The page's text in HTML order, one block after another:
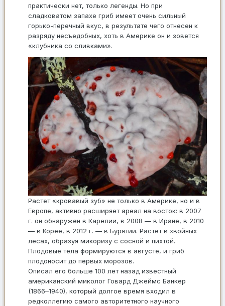
практически нет, только легенды. Но при
сладковатом запахе гриб имеет очень сильный
горько-перечный вкус, в результате чего отнесен к
разряду несъедобных, хоть в Америке он и зовется
«клубника со сливками».
Растет «кровавый зуб» не только в Америке, но и в
Европе, активно расширяет ареал на восток: в 2007
г. он обнаружен в Карелии, в 2008 — в Иране, в 2010
— в Корее, в 2012 г. — в Бурятии. Растет в хвойных
лесах, образуя микоризу с сосной и пихтой.
Плодовые тела формируются в августе, и гриб
плодоносит до первых морозов.
Описал его больше 100 лет назад известный
американский миколог Говард Джеймс Банкер
(1866–1940), который долгое время входил в
редколлегию самого авторитетного научного